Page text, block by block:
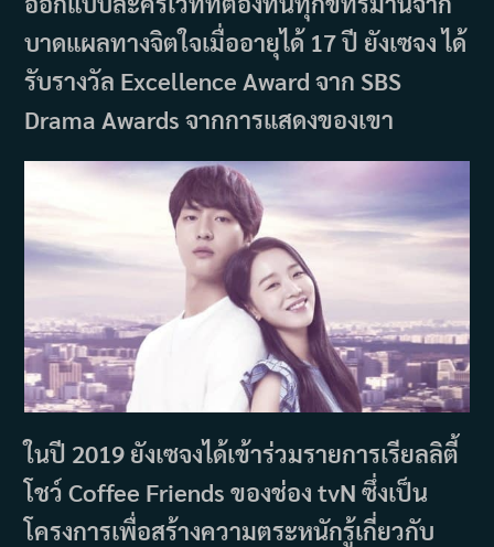
บาดแผลทางจิตใจเมื่ออายุได้ 17 ปี ยังเซจง ได้
รับรางวัล Excellence Award จาก SBS
Drama Awards จากการแสดงของเขา
ในปี 2019 ยังเซจงได้เข้าร่วมรายการเรียลลิตี้
โชว์ Coffee Friends ของช่อง tvN ซึ่งเป็น
โครงการเพื่อสร้างความตระหนักรู้เกี่ยวกับ